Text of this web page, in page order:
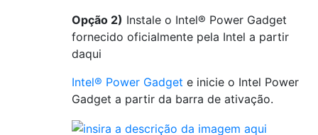
Opção 2) Instale o Intel® Power Gadget
fornecido oficialmente pela Intel a partir
daqui
Intel® Power Gadget e inicie o Intel Power
Gadget a partir da barra de ativação.